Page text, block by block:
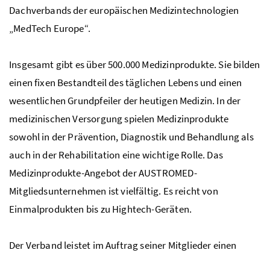
Dachverbands der europäischen Medizintechnologien
„MedTech Europe“.
Insgesamt gibt es über 500.000 Medizinprodukte. Sie bilden
einen fixen Bestandteil des täglichen Lebens und einen
wesentlichen Grundpfeiler der heutigen Medizin. In der
medizinischen Versorgung spielen Medizinprodukte
sowohl in der Prävention, Diagnostik und Behandlung als
auch in der Rehabilitation eine wichtige Rolle. Das
Medizinprodukte-Angebot der AUSTROMED-
Mitgliedsunternehmen ist vielfältig. Es reicht von
Einmalprodukten bis zu Hightech-Geräten.
Der Verband leistet im Auftrag seiner Mitglieder einen